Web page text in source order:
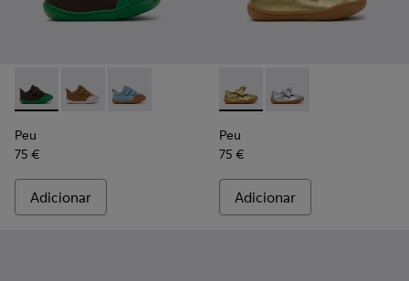
Peu - K800708-004 - Sapatos castanhos de pele para
Peu - K800708-003 - Sapatos de pele castanhos
Peu - K800708-002
Peu
75 €
Adicionar
Peu - K800700-002 -
Peu - K800700-001
Peu
75 €
Adicionar